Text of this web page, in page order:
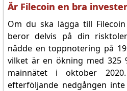
Är Filecoin en bra
Om du ska lägga till
beror delvis på din
nådde en toppnotering på
vilket är en ökning med 325
mainnätet i oktober
efterföljande nedgången